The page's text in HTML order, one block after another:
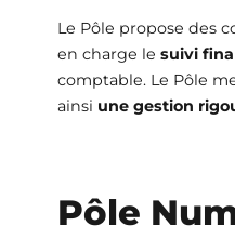
Le Pôle propose des
en charge le suivi
comptable. Le Pôle
ainsi une gestion
Pôle